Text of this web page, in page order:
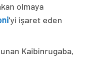
olmaya
’yi işaret eden
Kaibinrugaba,